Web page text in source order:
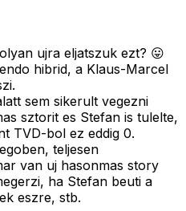
ujra eljatszuk ezt? 😛
hibrid, a Klaus-Marcel
sem sikerult vegezni
sztorit es Stefan is tulelte,
TVD-bol ez eddig 0.
teljesen
van uj hasonmas story
ha Stefan beuti a
eszre, stb.